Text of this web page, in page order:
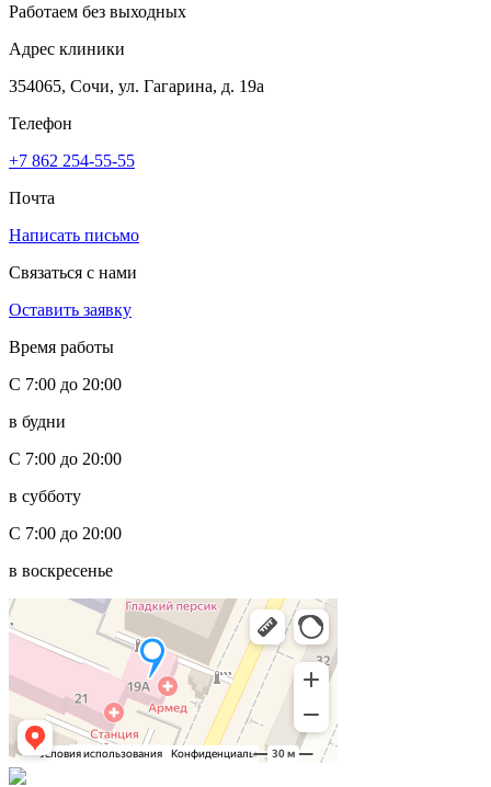
Работаем без выходных
Адрес клиники
354065, Сочи, ул. Гагарина, д. 19а
Телефон
+7 862 254-55-55
Почта
Написать письмо
Связаться с нами
Оставить заявку
Время работы
С 7:00 до 20:00
в будни
С 7:00 до 20:00
в субботу
С 7:00 до 20:00
в воскресенье